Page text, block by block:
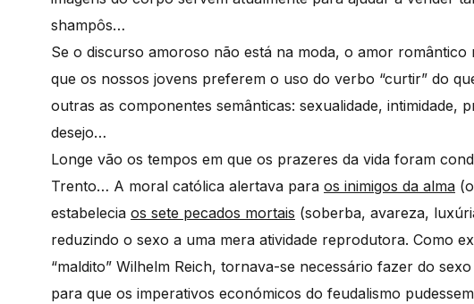
shampôs…
Se o discurso amoroso não está na moda, o amor romântico
que os nossos jovens preferem o uso do verbo “curtir” do
outras as componentes semânticas: sexualidade, intimidade,
desejo…
Longe vão os tempos em que os prazeres da vida foram
Trento… A moral católica alertava para os inimigos da alma
estabelecia os sete pecados mortais (soberba, avareza,
reduzindo o sexo a uma mera atividade reprodutora. Como
“maldito” Wilhelm Reich, tornava-se necessário fazer do
para que os imperativos económicos do feudalismo